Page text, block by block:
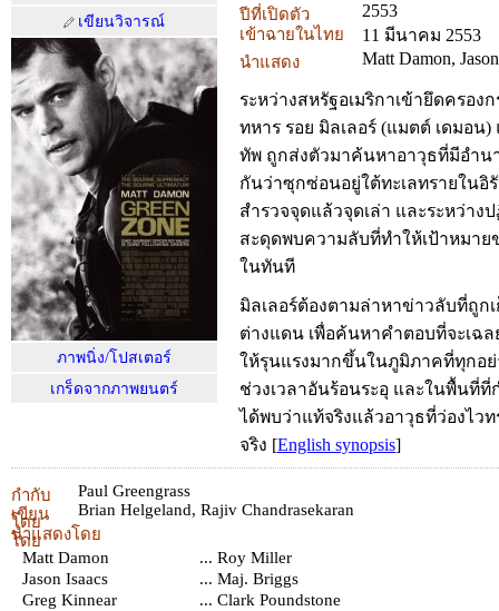
เขียนวิจารณ์
ภาพนิ่ง/โปสเตอร์
เกร็ดจากภาพยนตร์
ปีที่เปิดตัว 2553
เข้าฉายในไทย 11 มีนาคม 2553
นำแสดง Matt Damon,
ระหว่างสหรัฐอเมริกาเข้ายึดครอง
ทหาร รอย มิลเลอร์ (แมตต์ เดมอน
ทัพ ถูกส่งตัวมาค้นหาอาวุธที่มีอำน
กันว่าซุกซ่อนอยู่ใต้ทะเลทรายในอิ
สำรวจจุดแล้วจุดเล่า และระหว่าง
สะดุดพบความลับที่ทำให้เป้าหมาย
ในทันที
มิลเลอร์ต้องตามล่าหาข่าวลับที่ถูก
ต่างแดน เพื่อค้นหาคำตอบที่จะเฉ
ให้รุนแรงมากขึ้นในภูมิภาคที่ทุกอ
ช่วงเวลาอันร้อนระอุ และในพื้นที่ที่
ได้พบว่าแท้จริงแล้วอาวุธที่ว่องไว
จริง [English synopsis]
กำกับ
โดย
Paul Greengrass
เขียน
โดย
Brian Helgeland, Rajiv Chandrasekaran
นำแสดงโดย
Matt Damon
... Roy Miller
Jason Isaacs
... Maj. Briggs
Greg Kinnear
... Clark Poundstone